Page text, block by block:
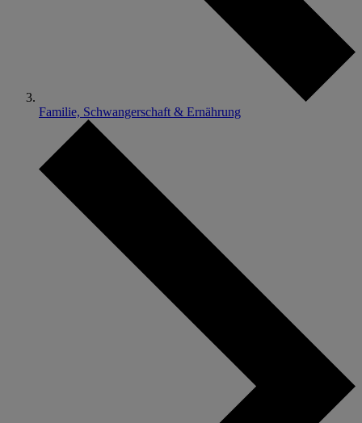
Familie, Schwangerschaft & Ernährung